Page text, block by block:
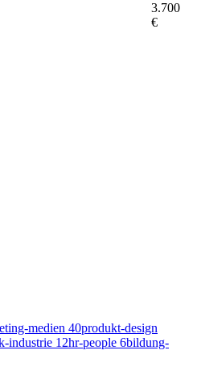
3.700
€
medien 40produkt-design
industrie 12hr-people 6bildung-